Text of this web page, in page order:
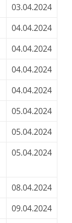
03.04.2024
04.04.2024
04.04.2024
04.04.2024
04.04.2024
05.04.2024
05.04.2024
05.04.2024
08.04.2024
09.04.2024